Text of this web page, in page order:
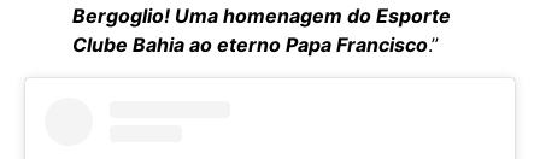
Bergoglio! Uma homenagem do Esporte
Clube Bahia ao eterno Papa Francisco.”